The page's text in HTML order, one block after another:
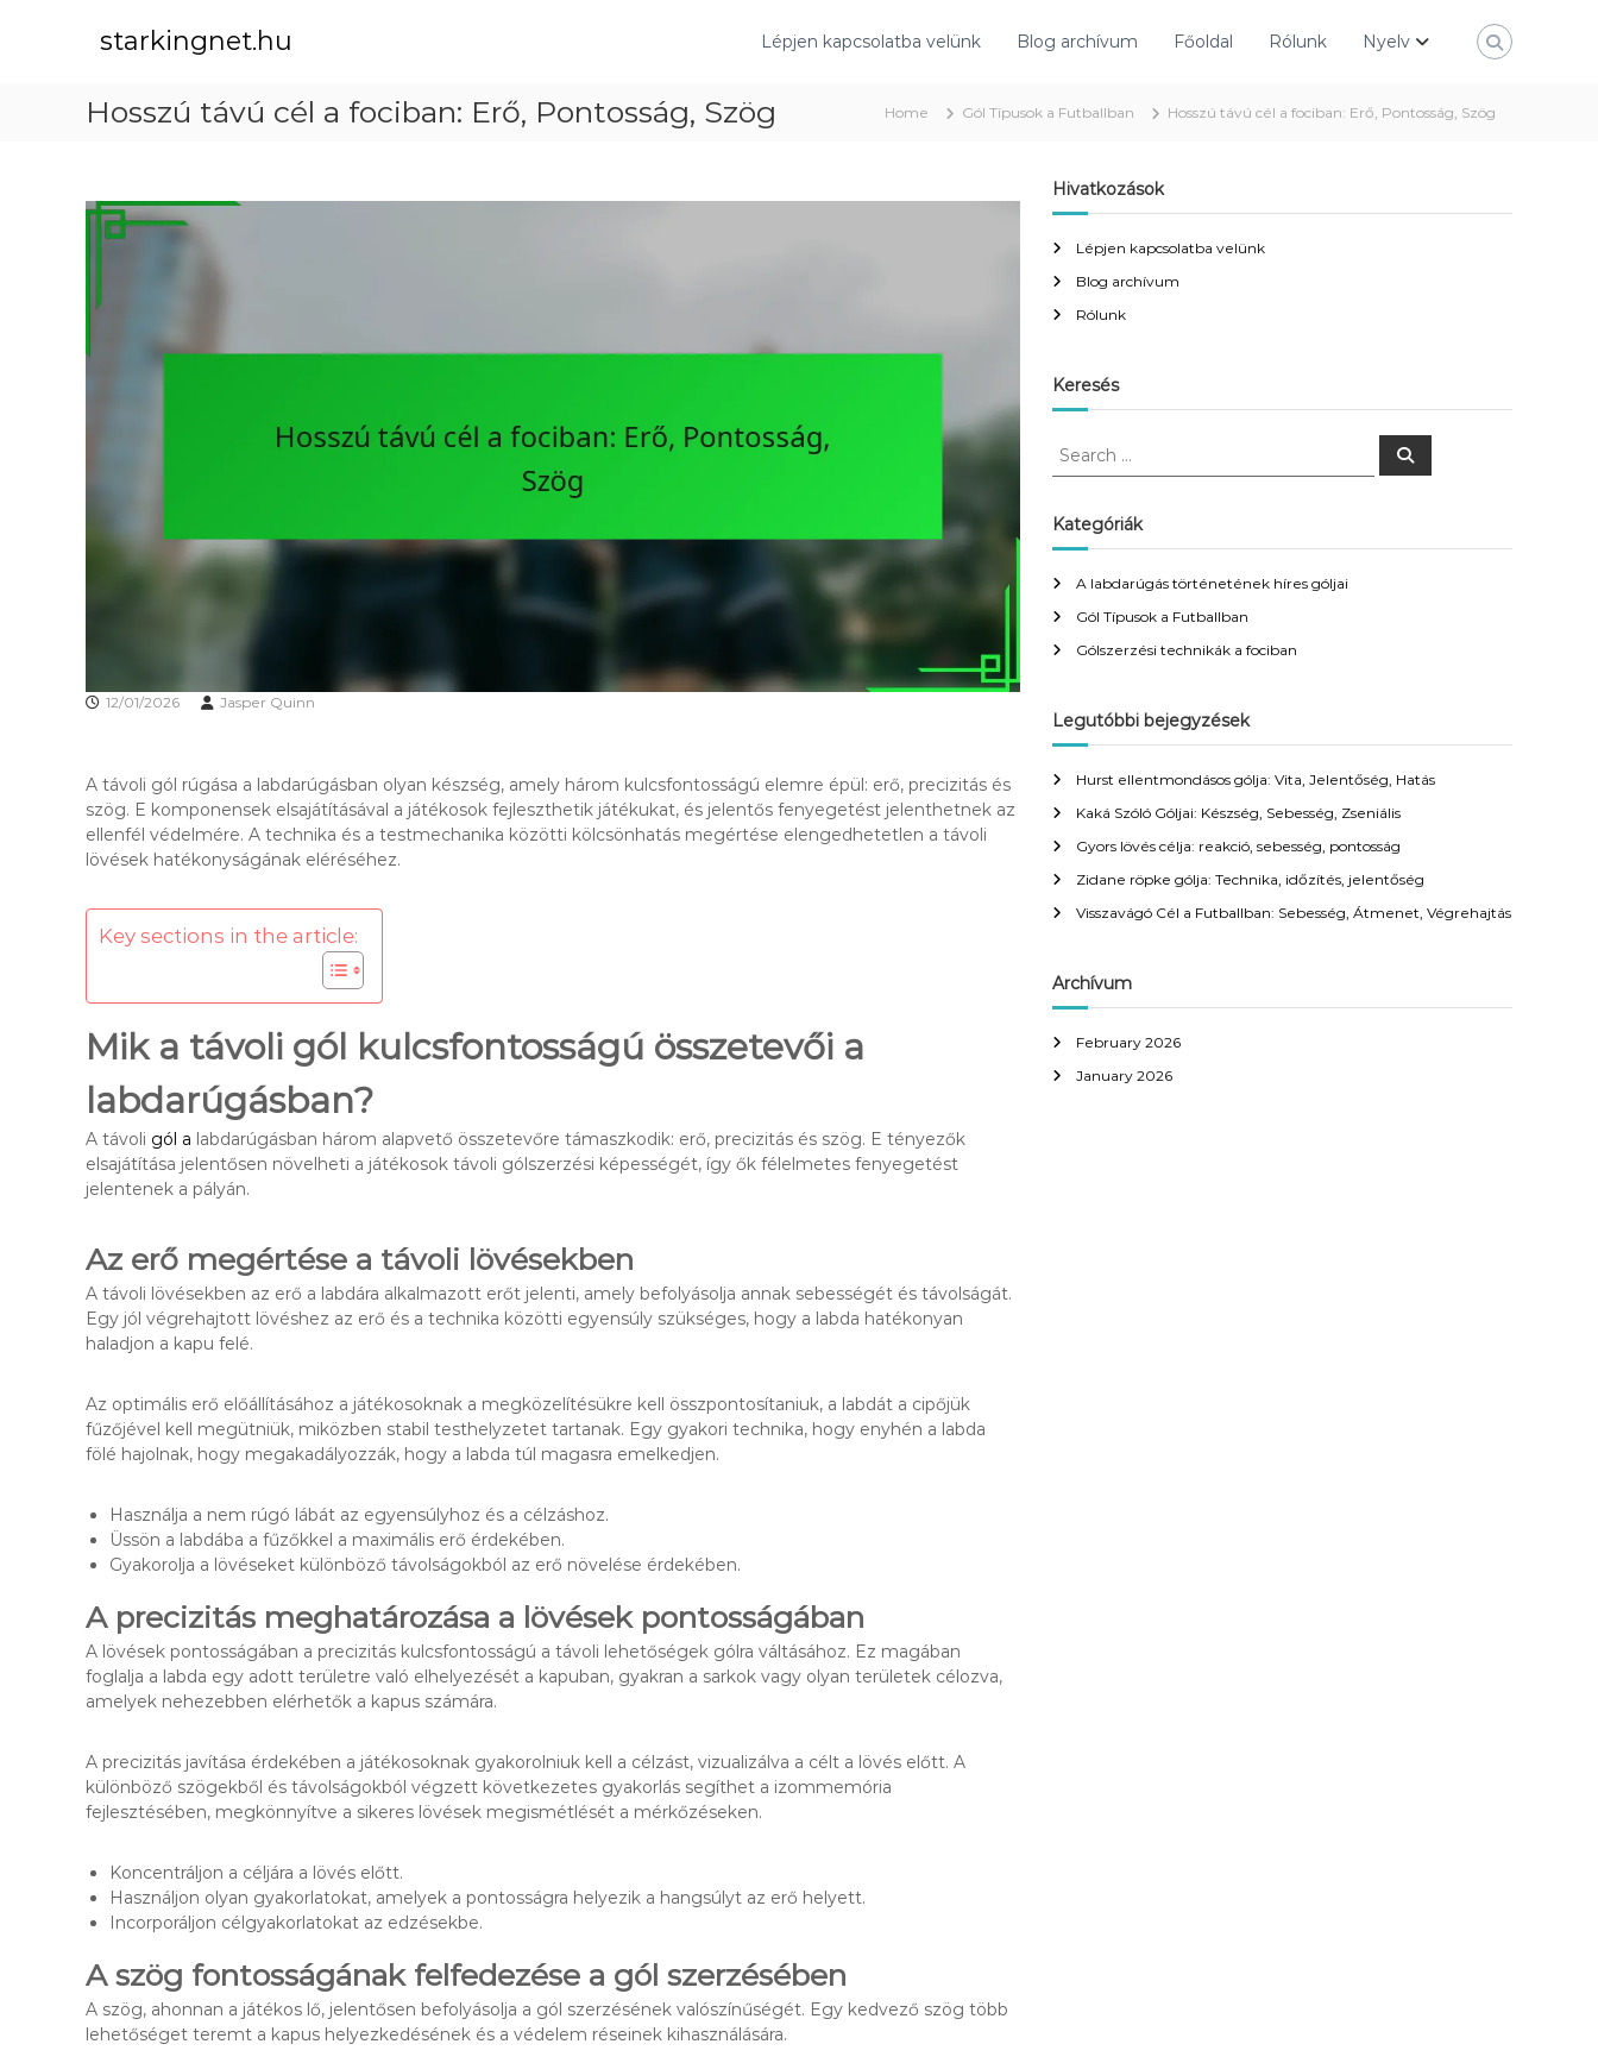
starkingnet.hu Lépjen kapcsolatba velünk Blog archívum Főoldal Rólunk Nyelv
Hosszú távú cél a fociban: Erő, Pontosság, Szög Home Gól Típusok a Futballban Hosszú távú cél a fociban: Erő, Pontosság, Szög
12/01/2026 Jasper Quinn
A távoli gól rúgása a labdarúgásban olyan készség, amely három kulcsfontosságú elemre épül: erő, precizitás és
szög. E komponensek elsajátításával a játékosok fejleszthetik játékukat, és jelentős fenyegetést jelenthetnek az
ellenfél védelmére. A technika és a testmechanika közötti kölcsönhatás megértése elengedhetetlen a távoli
lövések hatékonyságának eléréséhez.
Key sections in the article:
Mik a távoli gól kulcsfontosságú összetevői a
labdarúgásban?
A távoli gól a labdarúgásban három alapvető összetevőre támaszkodik: erő, precizitás és szög. E tényezők
elsajátítása jelentősen növelheti a játékosok távoli gólszerzési képességét, így ők félelmetes fenyegetést
jelentenek a pályán.
Az erő megértése a távoli lövésekben
A távoli lövésekben az erő a labdára alkalmazott erőt jelenti, amely befolyásolja annak sebességét és távolságát.
Egy jól végrehajtott lövéshez az erő és a technika közötti egyensúly szükséges, hogy a labda hatékonyan
haladjon a kapu felé.
Az optimális erő előállításához a játékosoknak a megközelítésükre kell összpontosítaniuk, a labdát a cipőjük
fűzőjével kell megütniük, miközben stabil testhelyzetet tartanak. Egy gyakori technika, hogy enyhén a labda
fölé hajolnak, hogy megakadályozzák, hogy a labda túl magasra emelkedjen.
Használja a nem rúgó lábát az egyensúlyhoz és a célzáshoz.
Üssön a labdába a fűzőkkel a maximális erő érdekében.
Gyakorolja a lövéseket különböző távolságokból az erő növelése érdekében.
A precizitás meghatározása a lövések pontosságában
A lövések pontosságában a precizitás kulcsfontosságú a távoli lehetőségek gólra váltásához. Ez magában
foglalja a labda egy adott területre való elhelyezését a kapuban, gyakran a sarkok vagy olyan területek célozva,
amelyek nehezebben elérhetők a kapus számára.
A precizitás javítása érdekében a játékosoknak gyakorolniuk kell a célzást, vizualizálva a célt a lövés előtt. A
különböző szögekből és távolságokból végzett következetes gyakorlás segíthet a izommemória
fejlesztésében, megkönnyítve a sikeres lövések megismétlését a mérkőzéseken.
Koncentráljon a céljára a lövés előtt.
Használjon olyan gyakorlatokat, amelyek a pontosságra helyezik a hangsúlyt az erő helyett.
Incorporáljon célgyakorlatokat az edzésekbe.
A szög fontosságának felfedezése a gól szerzésében
A szög, ahonnan a játékos lő, jelentősen befolyásolja a gól szerzésének valószínűségét. Egy kedvező szög több
lehetőséget teremt a kapus helyezkedésének és a védelem réseinek kihasználására.
Hivatkozások
Lépjen kapcsolatba velünk
Blog archívum
Rólunk
Keresés
S
r
c
f
o
r
S
Kategóriák
A labdarúgás történetének híres góljai
Gól Típusok a Futballban
Gólszerzési technikák a fociban
Legutóbbi bejegyzések
Hurst ellentmondásos gólja: Vita, Jelentőség, Hatás
Kaká Szóló Góljai: Készség, Sebesség, Zseniális
Gyors lövés célja: reakció, sebesség, pontosság
Zidane röpke gólja: Technika, időzítés, jelentőség
Visszavágó Cél a Futballban: Sebesség, Átmenet, Végrehajtás
Archívum
February 2026
January 2026